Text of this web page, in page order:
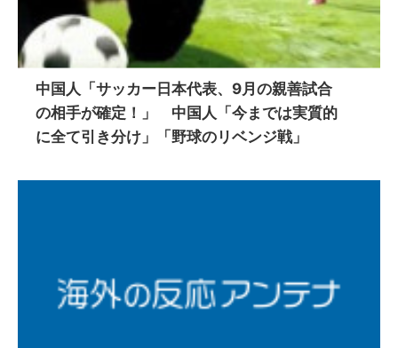
中国人「サッカー日本代表、9月の親善試合
の相手が確定！」 中国人「今までは実質的
に全て引き分け」「野球のリベンジ戦」